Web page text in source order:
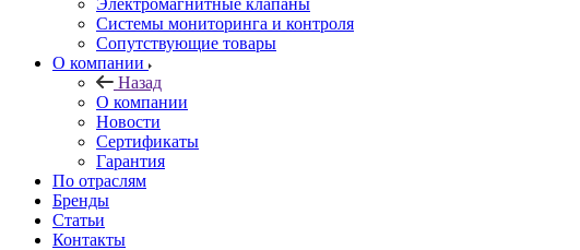
Электромагнитные клапаны
Системы мониторинга и контроля
Сопутствующие товары
О компании
Назад
О компании
Новости
Сертификаты
Гарантия
По отраслям
Бренды
Статьи
Контакты